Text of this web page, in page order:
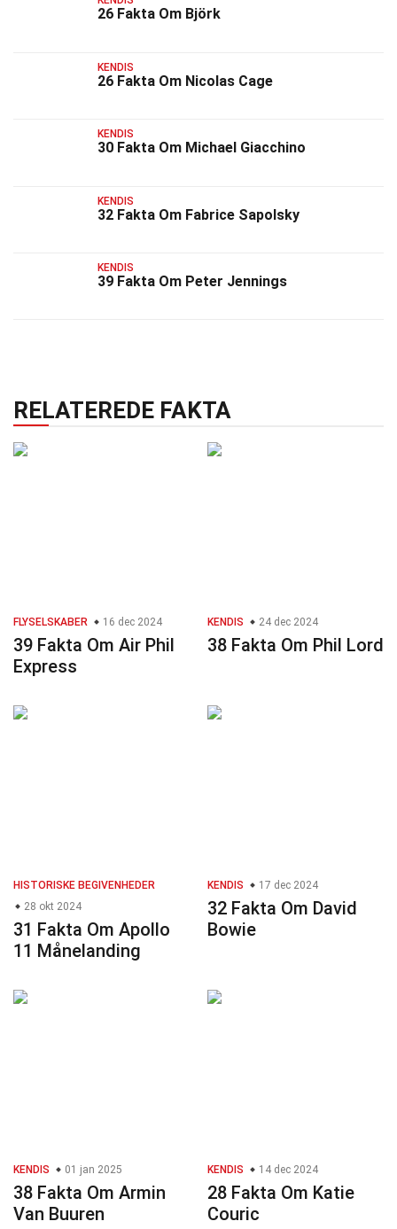
26 Fakta Om Björk
KENDIS
26 Fakta Om Nicolas Cage
KENDIS
30 Fakta Om Michael Giacchino
KENDIS
32 Fakta Om Fabrice Sapolsky
KENDIS
39 Fakta Om Peter Jennings
RELATEREDE FAKTA
FLYSELSKABER 16 dec 2024
39 Fakta Om Air Phil
Express
KENDIS 24 dec 2024
38 Fakta Om Phil Lord
HISTORISKE BEGIVENHEDER
28 okt 2024
31 Fakta Om Apollo
11 Månelanding
KENDIS 17 dec 2024
32 Fakta Om David
Bowie
KENDIS 01 jan 2025
38 Fakta Om Armin
Van Buuren
KENDIS 14 dec 2024
28 Fakta Om Katie
Couric